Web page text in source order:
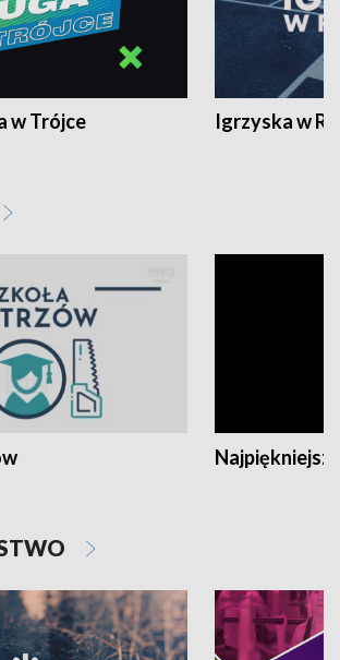
w Trójce Igrzyska w